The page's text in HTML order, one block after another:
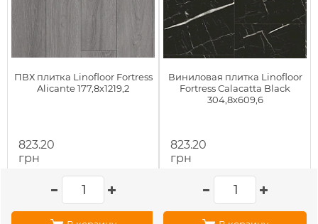
ПВХ плитка Linofloor Fortress
Alicante 177,8х1219,2
823.20
грн
Виниловая плитка Linofloor
Fortress Calacatta Black
304,8х609,6
823.20
грн